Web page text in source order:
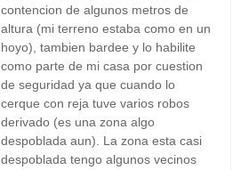
contencion de algunos metros de
altura (mi terreno estaba como en un
hoyo), tambien bardee y lo habilite
como parte de mi casa por cuestion
de seguridad ya que cuando lo
cerque con reja tuve varios robos
derivado (es una zona algo
despoblada aun). La zona esta casi
despoblada tengo algunos vecinos